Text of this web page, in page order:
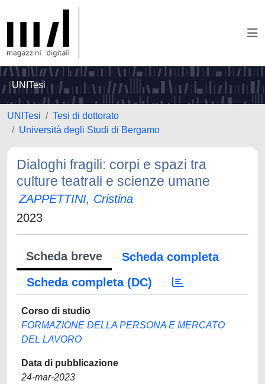
UNITesi
UNITesi
Tesi di dottorato
Università degli Studi di Bergamo
Dialoghi fragili: corpi e spazi tra
culture teatrali e scienze umane
ZAPPETTINI, Cristina
2023
Scheda breve
Scheda completa
Scheda completa (DC)
Corso di studio
FORMAZIONE DELLA PERSONA E MERCATO
DEL LAVORO
Data di pubblicazione
24-mar-2023